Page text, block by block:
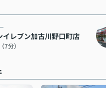
イレブン加古川野口町店
7分）